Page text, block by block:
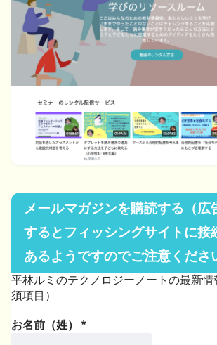
メールマガジンを購読する（広
するとフィッシングサイトに接
あるようですのでご注意くださ
平林ルミのテクノロジーノートの最新
須項目）
お名前（姓） *